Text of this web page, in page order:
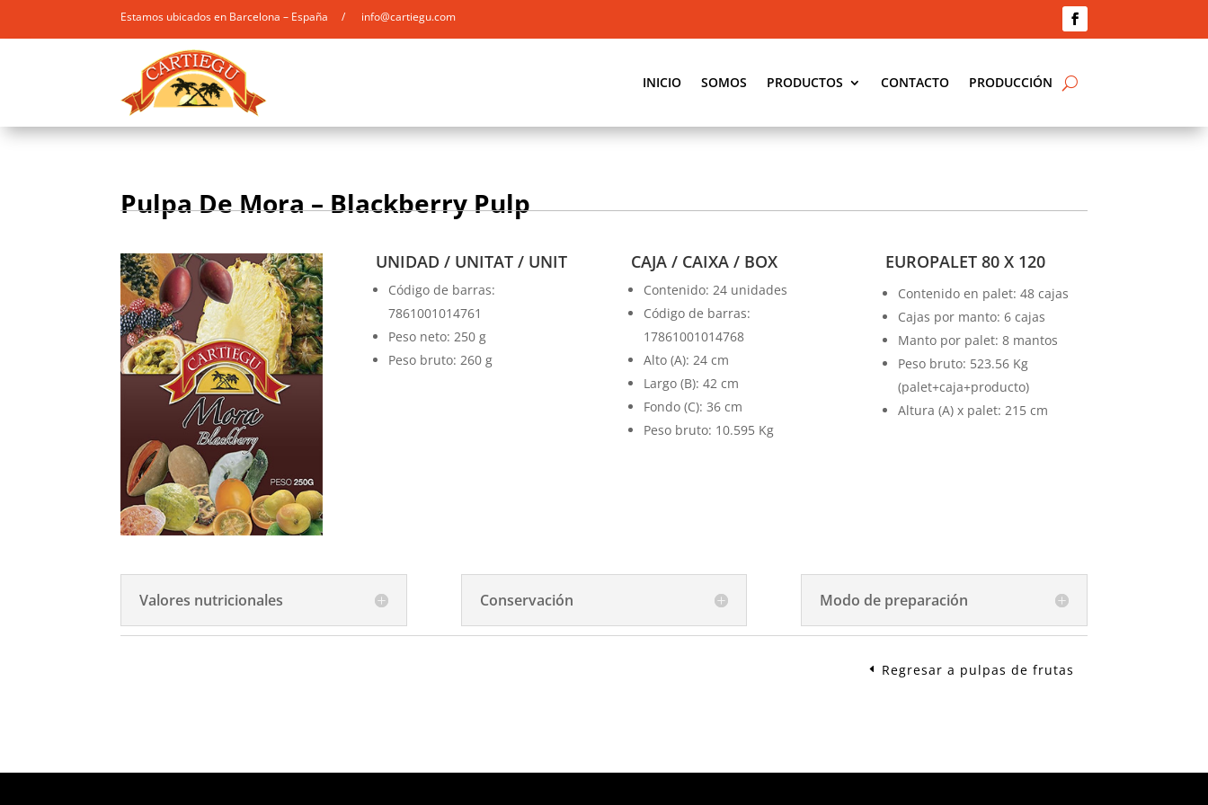
Estamos ubicados en Barcelona – España / info@cartiegu.com
INICIO SOMOS PRODUCTOS CONTACTO PRODUCCIÓN
Pulpa De Mora – Blackberry Pulp
UNIDAD / UNITAT / UNIT
Código de barras:
7861001014761
Peso neto: 250 g
Peso bruto: 260 g
CAJA / CAIXA / BOX
Contenido: 24 unidades
Código de barras:
17861001014768
Alto (A): 24 cm
Largo (B): 42 cm
Fondo (C): 36 cm
Peso bruto: 10.595 Kg
EUROPALET 80 X 120
Contenido en palet: 48 cajas
Cajas por manto: 6 cajas
Manto por palet: 8 mantos
Peso bruto: 523.56 Kg
(palet+caja+producto)
Altura (A) x palet: 215 cm
Valores nutricionales Conservación Modo de preparación
Regresar a pulpas de frutas